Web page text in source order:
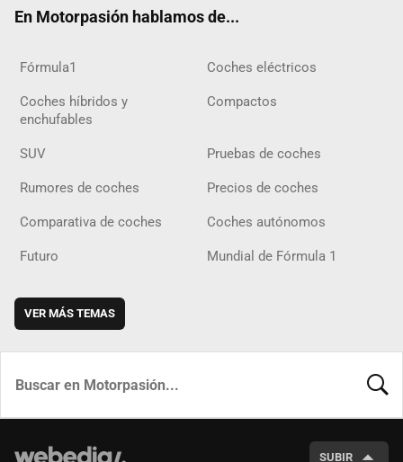
En Motorpasión hablamos de...
Fórmula1 Coches eléctricos
Coches híbridos y
enchufables
Compactos
SUV Pruebas de coches
Rumores de coches Precios de coches
Comparativa de coches Coches autónomos
Futuro Mundial de Fórmula 1
VER MÁS TEMAS
SUBIR